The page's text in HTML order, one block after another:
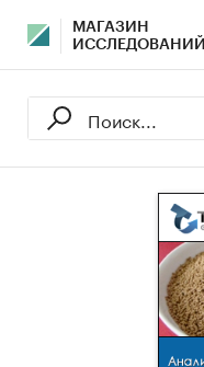
МАГАЗИН
ИССЛЕДОВАНИЙ